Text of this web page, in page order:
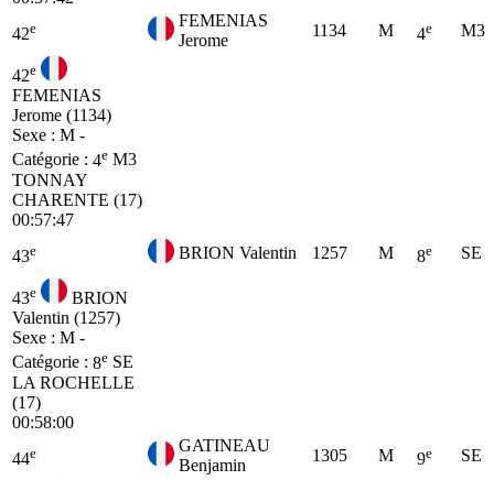
42e
FEMENIAS
Jerome
1134 M 4e M3
42e
FEMENIAS
Jerome (1134)
Sexe : M -
Catégorie : 4e M3
TONNAY
CHARENTE (17)
00:57:47
43e BRION Valentin 1257 M 8e SE
43e
BRION
Valentin (1257)
Sexe : M -
Catégorie : 8e SE
LA ROCHELLE
(17)
00:58:00
44e
GATINEAU
Benjamin
1305 M 9e SE